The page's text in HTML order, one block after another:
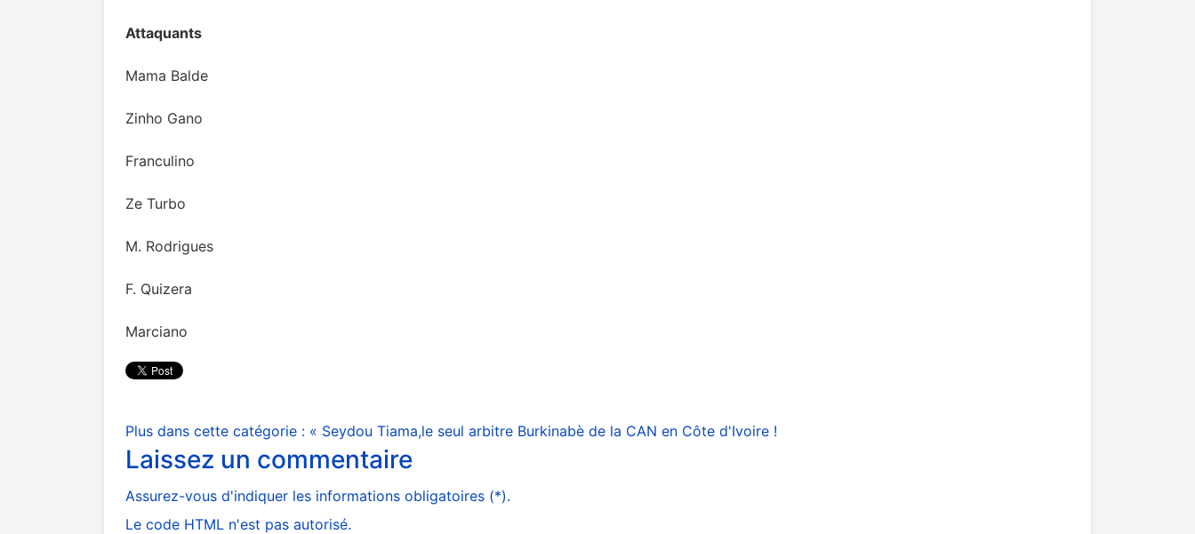
Attaquants
Mama Balde
Zinho Gano
Franculino
Ze Turbo
M. Rodrigues
F. Quizera
Marciano
Plus dans cette catégorie : « Seydou Tiama,le seul arbitre Burkinabè de la CAN en Côte d'Ivoire !
Laissez un commentaire
Assurez-vous d'indiquer les informations obligatoires (*).
Le code HTML n'est pas autorisé.